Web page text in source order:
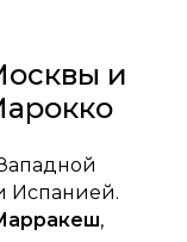
и
Испанией.
,